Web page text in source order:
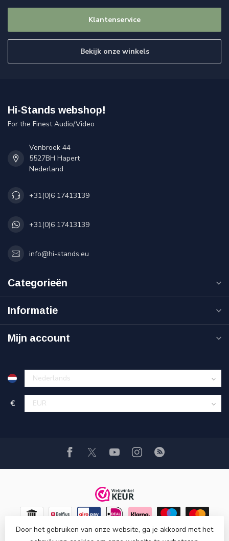
Klantenservice
Bekijk onze winkels
Hi-Stands webshop!
For the Finest Audio/Video
Venbroek 44
5527BH Hapert
Nederland
+31(0)6 17413139
+31(0)6 17413139
info@hi-stands.eu
Categorieën
Informatie
Mijn account
€
Door het gebruiken van onze website, ga je akkoord met het